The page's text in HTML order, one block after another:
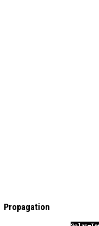
Propagation